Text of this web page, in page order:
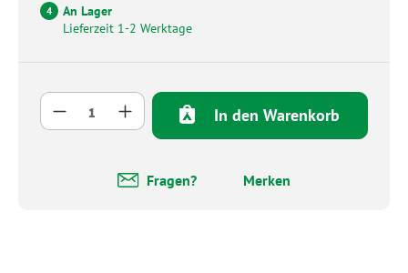
4
An Lager
Lieferzeit 1-2 Werktage
Produkt Anzahl: Gib den gewünschten
In den Warenkorb
Fragen? Merken